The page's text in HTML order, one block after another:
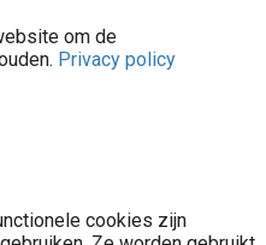
om de
Privacy policy
cookies zijn